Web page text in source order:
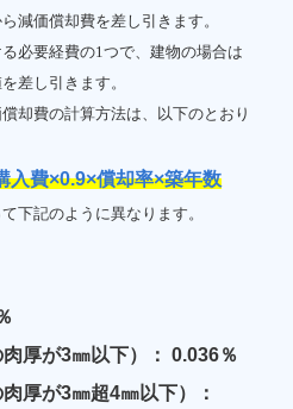
減価償却費を差し引きます。
必要経費の1つで、建物の場合は
差し引きます。
却費の計算方法は、以下のとおり
入費×0.9×償却率×築年数
下記のように異なります。
厚が3㎜以下）： 0.036％
厚が3㎜超4㎜以下）：